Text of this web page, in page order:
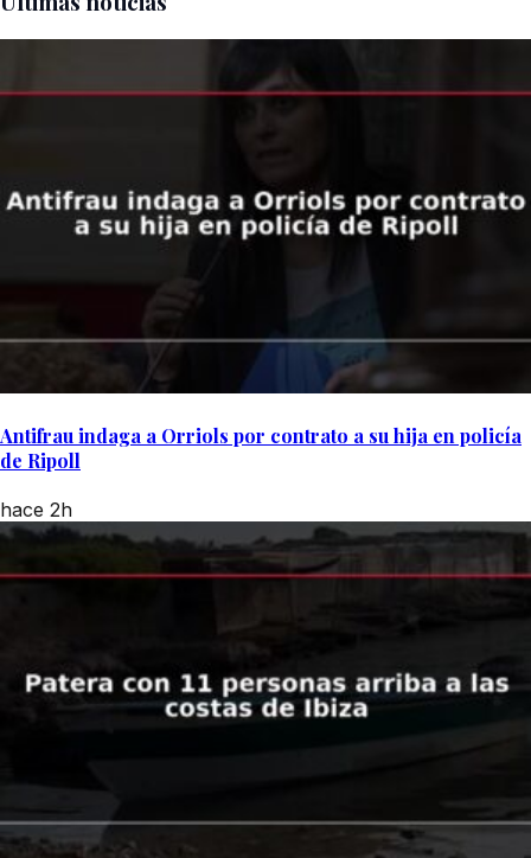
Antifrau indaga a Orriols por contrato a su hija en policía
de Ripoll
hace 2h